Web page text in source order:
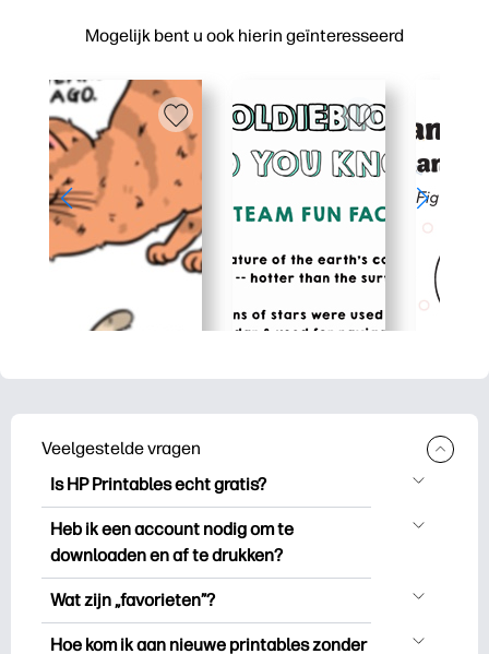
Mogelijk bent u ook hierin geïnteresseerd
Veelgestelde vragen
Is HP Printables echt gratis?
HP Printables biedt meer dan 2.500
gratis printables om te downloaden en
kleurplaten, leuke leerwerkbladen,
knutselwerkjes en kaarten voor speciale
Heb ik een account nodig om te
downloaden en af te drukken?
Je kunt ontdekken en printen zonder een
account aan te maken. Maar als u zich
aanmeldt, kunt u uw favoriete printables
Wat zijn „favorieten”?
Favorieten is je persoonlijke voorraad
Hoe kom ik aan nieuwe printables zonder